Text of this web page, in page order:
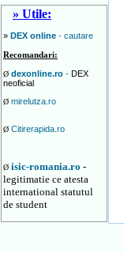
» Utile:
» DEX online - cautare
Recomandari:
Ø dexonline.ro - DEX
neoficial
Ø mirelutza.ro
Ø Citirerapida.ro
Ø isic-romania.ro -
legitimatie ce atesta
international statutul
de student